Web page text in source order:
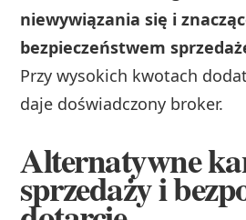
niewywiązania się i
bezpieczeństwem
Przy wysokich kwotach
daje doświadczony broker.
Alternatywne
sprzedaży i